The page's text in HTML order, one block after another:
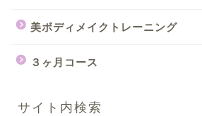
美ボディメイクトレーニング
３ヶ月コース
サイト内検索